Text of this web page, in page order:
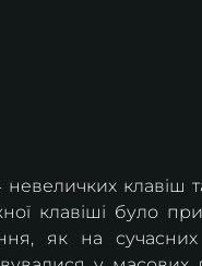
клавіш
клавіші було
як на